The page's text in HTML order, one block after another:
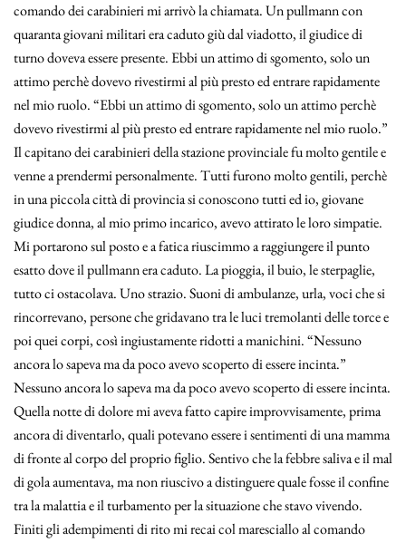
comando dei carabinieri mi arrivò la chiamata. Un pullmann con
quaranta giovani militari era caduto giù dal viadotto, il giudice di
turno doveva essere presente. Ebbi un attimo di sgomento, solo un
attimo perchè dovevo rivestirmi al più presto ed entrare rapidamente
nel mio ruolo. “Ebbi un attimo di sgomento, solo un attimo perchè
dovevo rivestirmi al più presto ed entrare rapidamente nel mio ruolo.”
Il capitano dei carabinieri della stazione provinciale fu molto gentile e
venne a prendermi personalmente. Tutti furono molto gentili, perchè
in una piccola città di provincia si conoscono tutti ed io, giovane
giudice donna, al mio primo incarico, avevo attirato le loro simpatie.
Mi portarono sul posto e a fatica riuscimmo a raggiungere il punto
esatto dove il pullmann era caduto. La pioggia, il buio, le sterpaglie,
tutto ci ostacolava. Uno strazio. Suoni di ambulanze, urla, voci che si
rincorrevano, persone che gridavano tra le luci tremolanti delle torce e
poi quei corpi, così ingiustamente ridotti a manichini. “Nessuno
ancora lo sapeva ma da poco avevo scoperto di essere incinta.”
Nessuno ancora lo sapeva ma da poco avevo scoperto di essere incinta.
Quella notte di dolore mi aveva fatto capire improvvisamente, prima
ancora di diventarlo, quali potevano essere i sentimenti di una mamma
di fronte al corpo del proprio figlio. Sentivo che la febbre saliva e il mal
di gola aumentava, ma non riuscivo a distinguere quale fosse il confine
tra la malattia e il turbamento per la situazione che stavo vivendo.
Finiti gli adempimenti di rito mi recai col maresciallo al comando